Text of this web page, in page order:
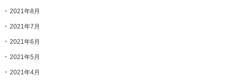
2021年8月
2021年7月
2021年6月
2021年5月
2021年4月